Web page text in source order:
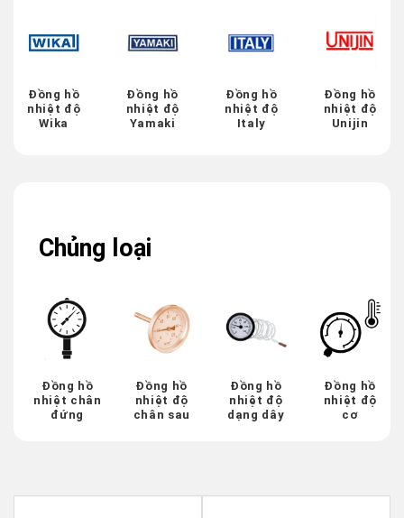
Đồng hồ
nhiệt độ
Wika
Đồng hồ
nhiệt độ
Yamaki
Đồng hồ
nhiệt độ
Italy
Đồng hồ
nhiệt độ
Unijin
Chủng loại
Đồng hồ
nhiệt chân
đứng
Đồng hồ
nhiệt độ
chân sau
Đồng hồ
nhiệt độ
dạng dây
Đồng hồ
nhiệt độ
cơ